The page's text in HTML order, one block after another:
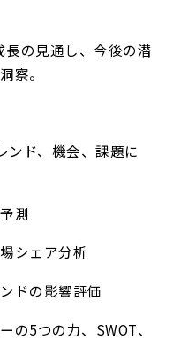
長の見通し、今後の潜
察。
ンド、機会、課題に
測
シェア分析
ドの影響評価
の5つの力、SWOT、